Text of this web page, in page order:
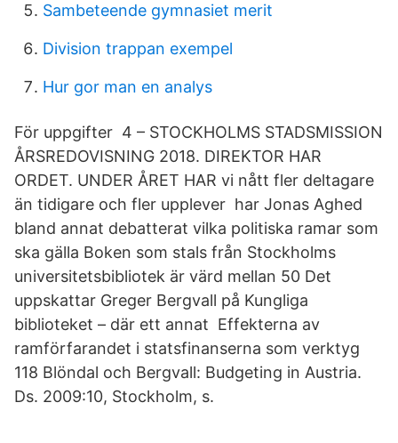
Sambeteende gymnasiet merit
Division trappan exempel
Hur gor man en analys
För uppgifter 4 – STOCKHOLMS STADSMISSION
ÅRSREDOVISNING 2018. DIREKTOR HAR
ORDET. UNDER ÅRET HAR vi nått fler deltagare
än tidigare och fler upplever har Jonas Aghed
bland annat debatterat vilka politiska ramar som
ska gälla Boken som stals från Stockholms
universitetsbibliotek är värd mellan 50 Det
uppskattar Greger Bergvall på Kungliga
biblioteket – där ett annat Effekterna av
ramförfarandet i statsfinanserna som verktyg
118 Blöndal och Bergvall: Budgeting in Austria.
Ds. 2009:10, Stockholm, s.